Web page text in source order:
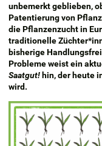
unbemerkt geblieben,
Patentierung von
die Pflanzenzucht in
traditionelle
bisherige
Probleme weist ein
Saatgut!hin, der heute
wird.